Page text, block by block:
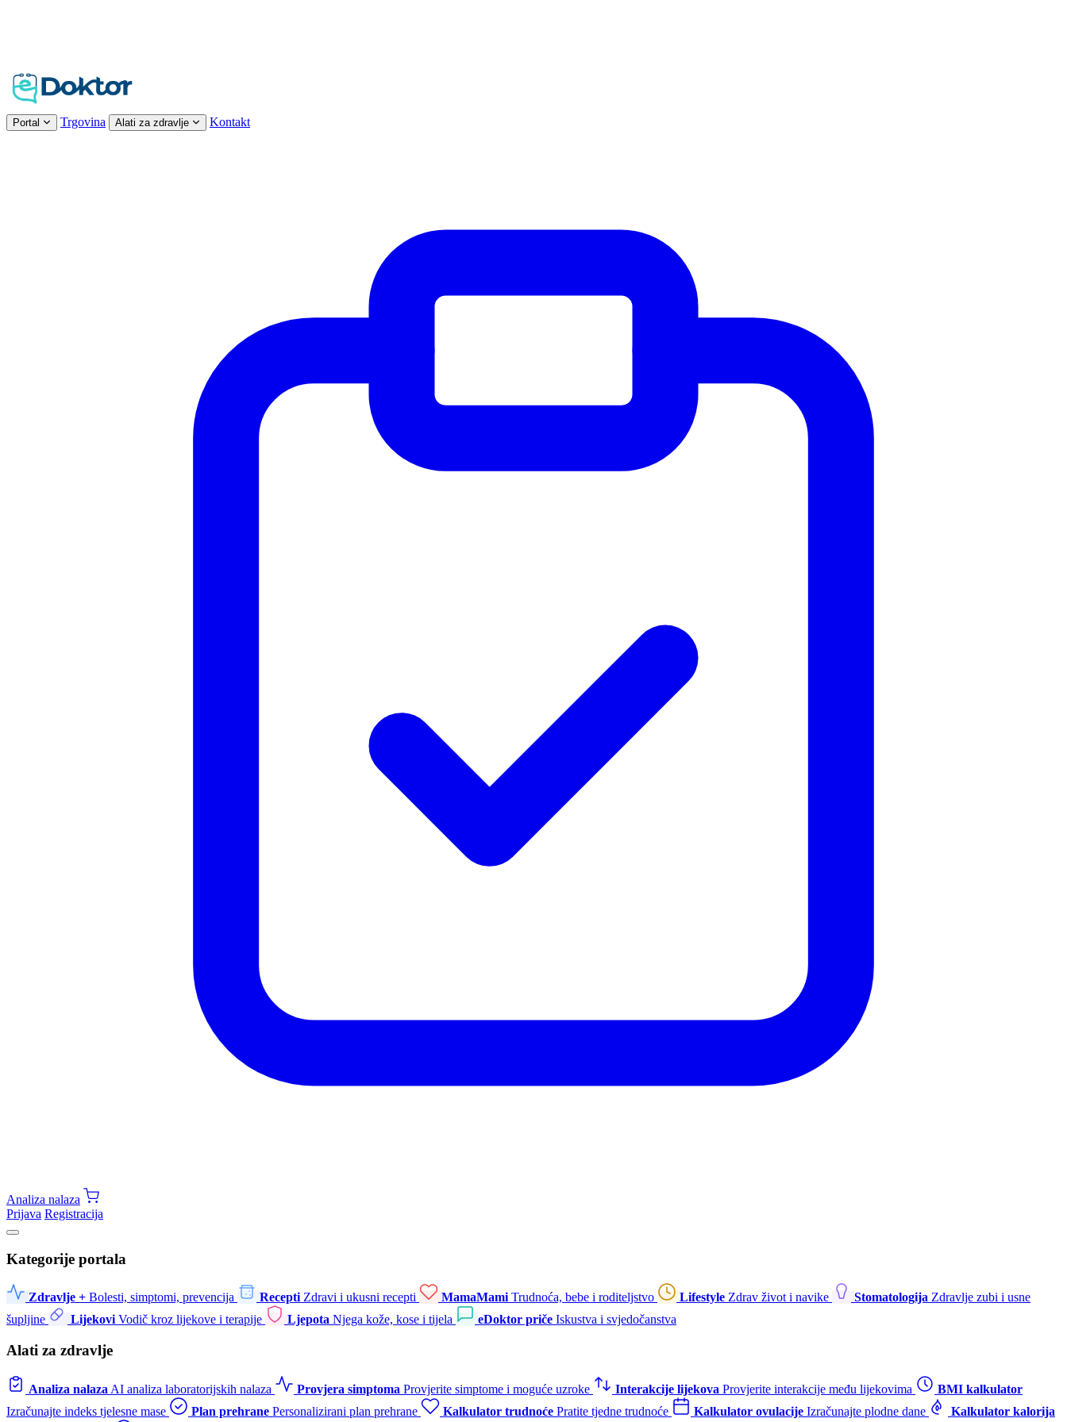
Portal Trgovina Alati za zdravlje Kontakt
Analiza nalaza
Prijava Registracija
Kategorije portala
Zdravlje + Bolesti, simptomi, prevencija Recepti Zdravi i ukusni recepti MamaMami Trudnoća, bebe i roditeljstvo Lifestyle Zdrav život i navike Stomatologija Zdravlje zubi i usne
šupljine
Lijekovi Vodič kroz lijekove i terapije Ljepota Njega kože, kose i tijela eDoktor priče Iskustva i svjedočanstva
Alati za zdravlje
Analiza nalaza AI analiza laboratorijskih nalaza Provjera simptoma Provjerite simptome i moguće uzroke Interakcije lijekova Provjerite interakcije među lijekovima
BMI kalkulator
Izračunajte indeks tjelesne mase
Plan prehrane Personalizirani plan prehrane Kalkulator trudnoće Pratite tjedne trudnoće Kalkulator ovulacije Izračunajte plodne dane
Kalkulator kalorija